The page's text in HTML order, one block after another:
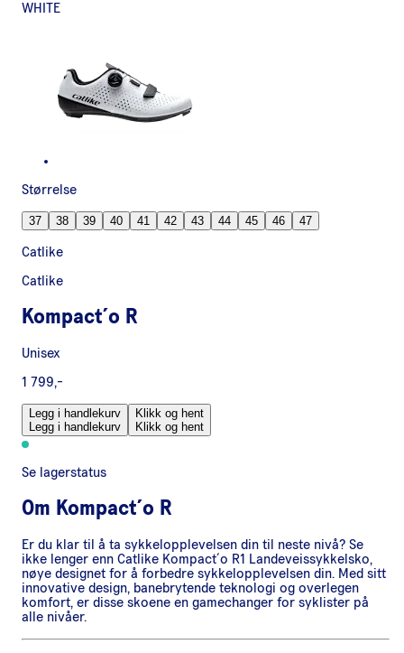
WHITE
Størrelse
37 38 39 40 41 42 43 44 45 46 47
Catlike
Catlike
Kompact´o R
Unisex
1 799,-
Legg i handlekurv
Legg i handlekurv
Klikk og hent
Klikk og hent
Se lagerstatus
Om Kompact´o R
Er du klar til å ta sykkelopplevelsen din til neste nivå? Se
ikke lenger enn Catlike Kompact´o R1 Landeveissykkelsko,
nøye designet for å forbedre sykkelopplevelsen din. Med sitt
innovative design, banebrytende teknologi og overlegen
komfort, er disse skoene en gamechanger for syklister på
alle nivåer.